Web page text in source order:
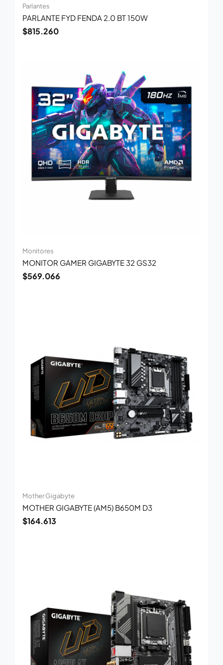
Parlantes
PARLANTE FYD FENDA 2.0 BT 150W
$815.260
Monitores
MONITOR GAMER GIGABYTE 32 GS32
$569.066
Mother Gigabyte
MOTHER GIGABYTE (AM5) B650M D3
$164.613